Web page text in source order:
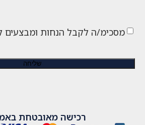
מסכימ/ה לקבל הנחות ומבצעים
רכישה מאובטחת